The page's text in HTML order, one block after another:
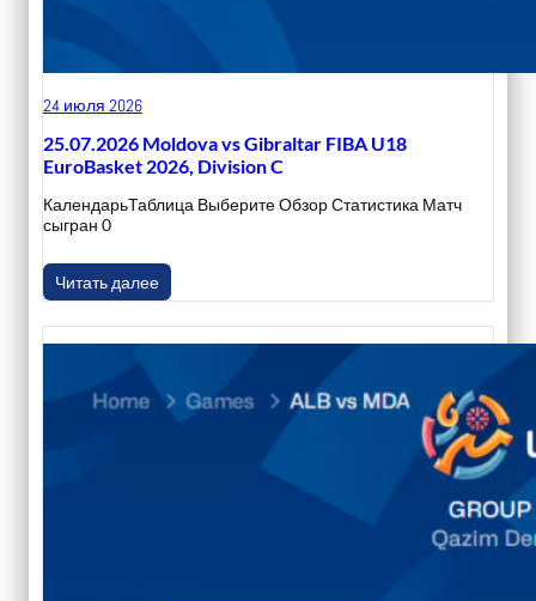
24 июля 2026
25.07.2026 Moldova vs Gibraltar FIBA U18
EuroBasket 2026, Division C
КалендарьТаблица Выберите Обзор Статистика Матч
сыгран 0
Читать далее